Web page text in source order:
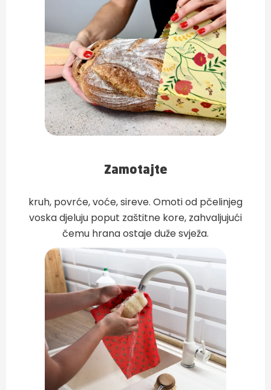
Zamotajte
kruh, povrće, voće, sireve. Omoti od pčelinjeg
voska djeluju poput zaštitne kore, zahvaljujući
čemu hrana ostaje duže svježa.